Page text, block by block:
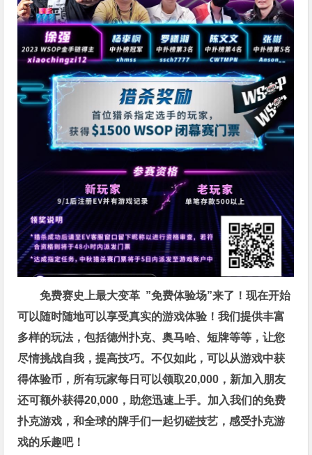
免费赛史上最大变革 ”免费体验场”来了！现在开始
可以随时随地可以享受真实的游戏体验！我们提供丰富
多样的玩法，包括德州扑克、奥马哈、短牌等等，让您
尽情挑战自我，提高技巧。不仅如此，可以从游戏中获
得体验币，所有玩家每日可以领取20,000，新加入朋友
还可额外获得20,000，助您迅速上手。 加入我们的免费
扑克游戏，和全球的牌手们一起切磋技艺，感受扑克游
戏的乐趣吧！